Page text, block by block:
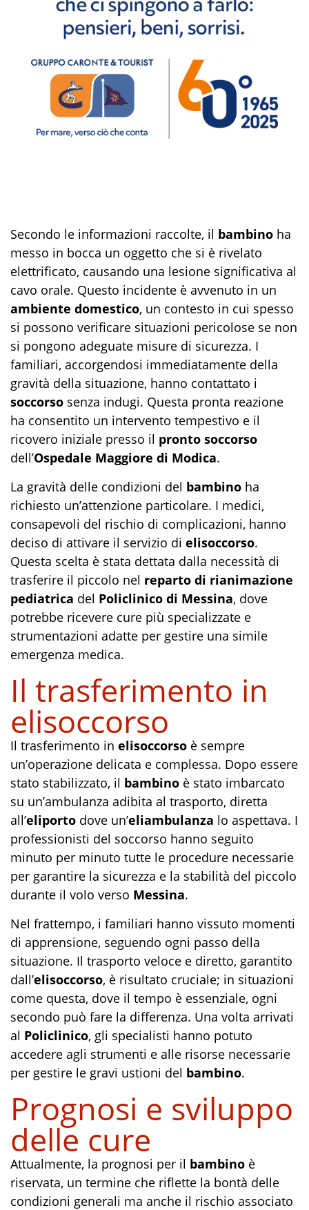
Secondo le informazioni raccolte, il bambino ha
messo in bocca un oggetto che si è rivelato
elettrificato, causando una lesione significativa al
cavo orale. Questo incidente è avvenuto in un
ambiente domestico, un contesto in cui spesso
si possono verificare situazioni pericolose se non
si pongono adeguate misure di sicurezza. I
familiari, accorgendosi immediatamente della
gravità della situazione, hanno contattato i
soccorso senza indugi. Questa pronta reazione
ha consentito un intervento tempestivo e il
ricovero iniziale presso il pronto soccorso
dell’Ospedale Maggiore di Modica.
La gravità delle condizioni del bambino ha
richiesto un’attenzione particolare. I medici,
consapevoli del rischio di complicazioni, hanno
deciso di attivare il servizio di elisoccorso.
Questa scelta è stata dettata dalla necessità di
trasferire il piccolo nel reparto di rianimazione
pediatrica del Policlinico di Messina, dove
potrebbe ricevere cure più specializzate e
strumentazioni adatte per gestire una simile
emergenza medica.
Il trasferimento in
elisoccorso
Il trasferimento in elisoccorso è sempre
un’operazione delicata e complessa. Dopo essere
stato stabilizzato, il bambino è stato imbarcato
su un’ambulanza adibita al trasporto, diretta
all’eliporto dove un’eliambulanza lo aspettava. I
professionisti del soccorso hanno seguito
minuto per minuto tutte le procedure necessarie
per garantire la sicurezza e la stabilità del piccolo
durante il volo verso Messina.
Nel frattempo, i familiari hanno vissuto momenti
di apprensione, seguendo ogni passo della
situazione. Il trasporto veloce e diretto, garantito
dall’elisoccorso, è risultato cruciale; in situazioni
come questa, dove il tempo è essenziale, ogni
secondo può fare la differenza. Una volta arrivati
al Policlinico, gli specialisti hanno potuto
accedere agli strumenti e alle risorse necessarie
per gestire le gravi ustioni del bambino.
Prognosi e sviluppo
delle cure
Attualmente, la prognosi per il bambino è
riservata, un termine che riflette la bontà delle
condizioni generali ma anche il rischio associato